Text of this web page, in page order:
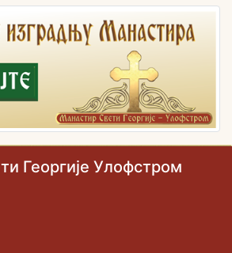
Георгије Улофстром